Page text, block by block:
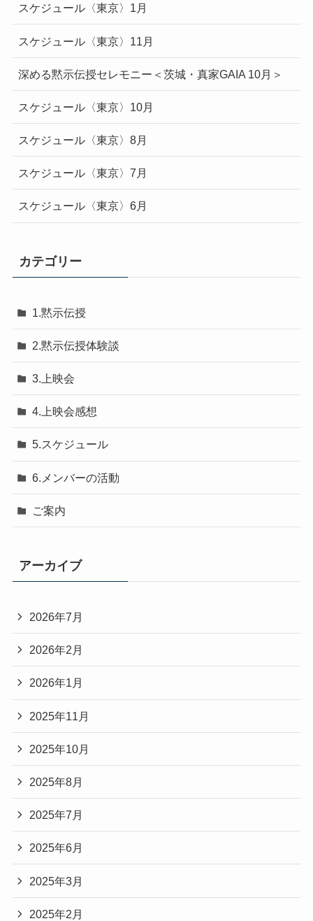
スケジュール〈東京〉1月
スケジュール〈東京〉11月
深める黙示伝授セレモニー＜茨城・真家GAIA 10月＞
スケジュール〈東京〉10月
スケジュール〈東京〉8月
スケジュール〈東京〉7月
スケジュール〈東京〉6月
カテゴリー
1.黙示伝授
2.黙示伝授体験談
3.上映会
4.上映会感想
5.スケジュール
6.メンバーの活動
ご案内
アーカイブ
2026年7月
2026年2月
2026年1月
2025年11月
2025年10月
2025年8月
2025年7月
2025年6月
2025年3月
2025年2月